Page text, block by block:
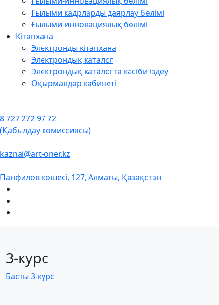
Ғылыми кадрларды даярлау бөлімі
Ғылыми-инновациялық бөлімі
Кітапхана
Электронды кітапхана
Электрондық каталог
Электрондық каталогта кәсіби іздеу
Оқырмандар кабинеті
8 727 272 97 72
(Қабылдау комиссиясы)
kaznai@art-oner.kz
Панфилов көшесі, 127, Алматы, Қазақстан
3-курс
Басты 3-курс